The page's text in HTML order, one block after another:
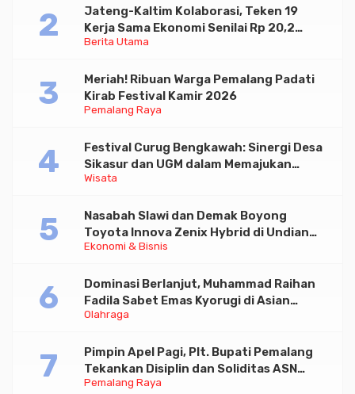
Berita Utama
Jateng-Kaltim Kolaborasi, Teken 19
Kerja Sama Ekonomi Senilai Rp 20,2
Triliun
Pemalang Raya
Meriah! Ribuan Warga Pemalang Padati
Kirab Festival Kamir 2026
Wisata
Festival Curug Bengkawah: Sinergi Desa
Sikasur dan UGM dalam Memajukan
Wisata serta UMKM Lokal
Ekonomi & Bisnis
Nasabah Slawi dan Demak Boyong
Toyota Innova Zenix Hybrid di Undian
Tabungan Bima Bank Jateng
Olahraga
Dominasi Berlanjut, Muhammad Raihan
Fadila Sabet Emas Kyorugi di Asian
Taekwondo Indonesia Open 2026
Pemalang Raya
Pimpin Apel Pagi, Plt. Bupati Pemalang
Tekankan Disiplin dan Soliditas ASN
untuk Pelayanan Publik